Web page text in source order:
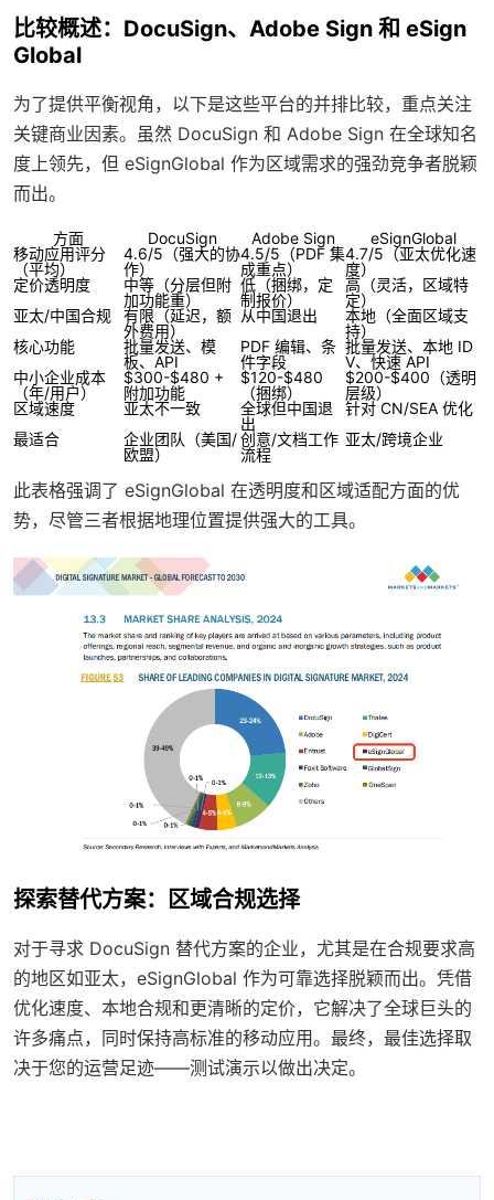
比较概述：DocuSign、Adobe Sign 和 eSign
Global
为了提供平衡视角，以下是这些平台的并排比较，重点关注
关键商业因素。虽然 DocuSign 和 Adobe Sign 在全球知名
度上领先，但 eSignGlobal 作为区域需求的强劲竞争者脱颖
而出。
方面 DocuSign Adobe Sign
eSignGlobal
移动应用评分
（平均）
4.6/5（强大的协
作）
4.5/5（PDF 集
成重点）
4.7/5（亚太优化速
度）
定价透明度
中等（分层但附
加功能重）
低（捆绑，定
制报价）
高（灵活，区域特
定）
亚太/中国合规
有限（延迟，额
外费用）
从中国退出
本地（全面区域支
持）
核心功能
批量发送、模
板、API
PDF 编辑、条
件字段
批量发送、本地 ID
V、快速 API
中小企业成本
（年/用户）
$300-$480 +
附加功能
$120-$480
（捆绑）
$200-$400（透明
层级）
区域速度
亚太不一致
全球但中国退
出
针对 CN/SEA 优化
最适合
企业团队（美国/
欧盟）
创意/文档工作
流程
亚太/跨境企业
此表格强调了 eSignGlobal 在透明度和区域适配方面的优
势，尽管三者根据地理位置提供强大的工具。
探索替代方案：区域合规选择
对于寻求 DocuSign 替代方案的企业，尤其是在合规要求高
的地区如亚太，eSignGlobal 作为可靠选择脱颖而出。凭借
优化速度、本地合规和更清晰的定价，它解决了全球巨头的
许多痛点，同时保持高标准的移动应用。最终，最佳选择取
决于您的运营足迹——测试演示以做出决定。